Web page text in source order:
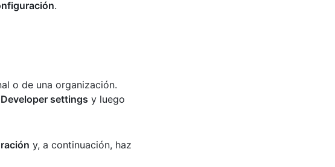
.
o de una organización.
Developer settings y luego
y, a continuación, haz